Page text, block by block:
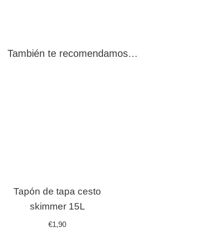
También te recomendamos…
Tapón de tapa cesto
skimmer 15L
€1,90